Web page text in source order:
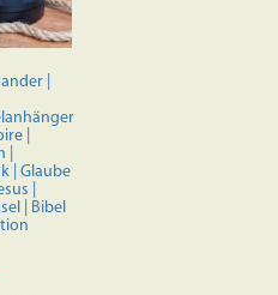
|
|
| Glaube
|
| Bibel